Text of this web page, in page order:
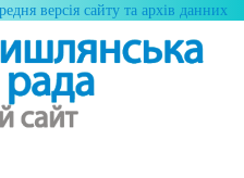
версія сайту та архів данних